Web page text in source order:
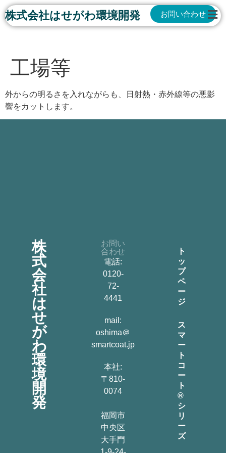
株式会社はせがわ環境開発 お問い合わせ
工場等
外からの明るさを入れながらも、日射熱・赤外線等の悪影
響をカットします。
株
式
会
社
は
せ
が
わ
環
境
開
発
お問い
合わせ
電話:
0120-
72-
4441
mail:
oshima＠
smartcoat.jp
本社:
〒810-
0074
福岡市
中央区
大手門
ト
ッ
プ
ペ
ー
ジ
ス
マ
ー
ト
コ
ー
ト
®
シ
リ
ー
ズ